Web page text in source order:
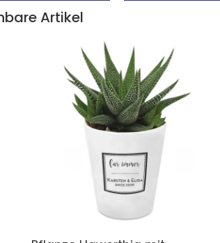
Artikel